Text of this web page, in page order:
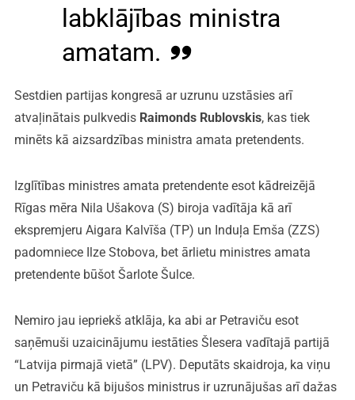
labklājības ministra
amatam.
Sestdien partijas kongresā ar uzrunu uzstāsies arī
atvaļinātais pulkvedis Raimonds Rublovskis, kas tiek
minēts kā aizsardzības ministra amata pretendents.
Izglītības ministres amata pretendente esot kādreizējā
Rīgas mēra Nila Ušakova (S) biroja vadītāja kā arī
ekspremjeru Aigara Kalvīša (TP) un Induļa Emša (ZZS)
padomniece Ilze Stobova, bet ārlietu ministres amata
pretendente būšot Šarlote Šulce.
Nemiro jau iepriekš atklāja, ka abi ar Petraviču esot
saņēmuši uzaicinājumu iestāties Šlesera vadītajā partijā
“Latvija pirmajā vietā” (LPV). Deputāts skaidroja, ka viņu
un Petraviču kā bijušos ministrus ir uzrunājušas arī dažas